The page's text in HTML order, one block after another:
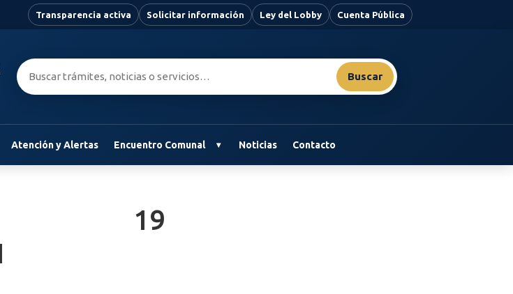
Transparencia activa Solicitar información Ley del Lobby Cuenta Pública
Buscar:
Buscar
Atención y Alertas Encuentro Comunal Noticias Contacto
19